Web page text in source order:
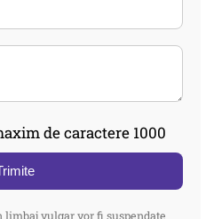
de caractere 1000
vulgar vor fi suspendate